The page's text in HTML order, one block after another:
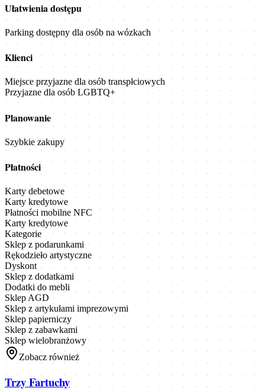
Ułatwienia dostępu
Parking dostępny dla osób na wózkach
Klienci
Miejsce przyjazne dla osób transpłciowych
Przyjazne dla osób LGBTQ+
Planowanie
Szybkie zakupy
Płatności
Karty debetowe
Karty kredytowe
Płatności mobilne NFC
Karty kredytowe
Kategorie
Sklep z podarunkami
Rękodzieło artystyczne
Dyskont
Sklep z dodatkami
Dodatki do mebli
Sklep AGD
Sklep z artykułami imprezowymi
Sklep papierniczy
Sklep z zabawkami
Sklep wielobranżowy
Zobacz również
Trzy Fartuchy